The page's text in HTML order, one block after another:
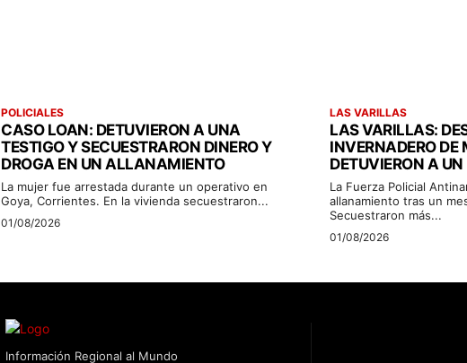
POLICIALES
CASO LOAN: DETUVIERON A UNA
TESTIGO Y SECUESTRARON DINERO Y
DROGA EN UN ALLANAMIENTO
La mujer fue arrestada durante un operativo en
Goya, Corrientes. En la vivienda secuestraron...
01/08/2026
LAS VARILLAS
LAS VARILLAS:
INVERNADERO
DETUVIERON A
La Fuerza Policial
allanamiento tras un
Secuestraron más...
01/08/2026
Información Regional al Mundo